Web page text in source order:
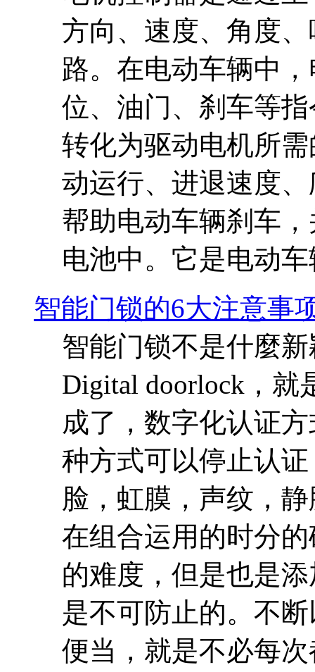
方向、速度、角度
路。在电动车辆中
位、油门、刹车等
转化为驱动电机所
动运行、进退速度
帮助电动车辆刹车
电池中。它是电动
智能门锁的6大注意事
智能门锁不是什麼
Digital doorlock，就
成了，数字化认证
种方式可以停止认
脸，虹膜，声纹，
在组合运用的时分
的难度，但是也是
是不可防止的。不
便当，就是不必每